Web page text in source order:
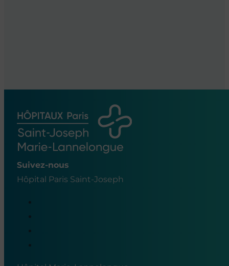
Suivez-nous
Hôpital Paris Saint-Joseph